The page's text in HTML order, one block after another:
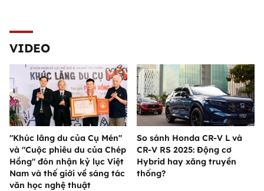
VIDEO
"Khúc lãng du của Cụ Mén"
và "Cuộc phiêu du của Chép
Hồng" đón nhận kỷ lục Việt
Nam và thế giới về sáng tác
văn học nghệ thuật
So sánh Honda CR-V L và
CR-V RS 2025: Động cơ
Hybrid hay xăng truyền
thống?